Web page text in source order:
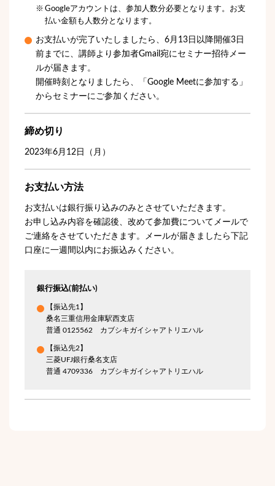
Googleアカウントは、参加人数分必要となります。お支
払い金額も人数分となります。
お支払いが完了いたしましたら、6月13日以降開催3日
前までに、講師より参加者Gmail宛にセミナー招待メー
ルが届きます。
開催時刻となりましたら、「Google Meetに参加する」
からセミナーにご参加ください。
締め切り
2023年6月12日（月）
お支払い方法
お支払いは銀行振り込みのみとさせていただきます。
お申し込み内容を確認後、改めて参加費についてメールで
ご連絡をさせていただきます。メールが届きましたら下記
口座に一週間以内にお振込みください。
銀行振込(前払い)
【振込先1】
桑名三重信用金庫駅西支店
普通 0125562 カブシキガイシャアトリエハル
【振込先2】
三菱UFJ銀行桑名支店
普通 4709336 カブシキガイシャアトリエハル